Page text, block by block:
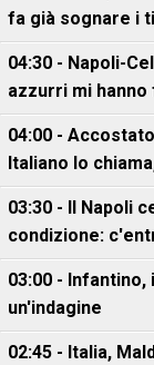
fa già sognare i
04:30 - Napoli-
azzurri mi
04:00 -
Italiano lo
03:30 - Il Napoli
condizione:
03:00 - Infantino,
un'indagine
02:45 - Italia,